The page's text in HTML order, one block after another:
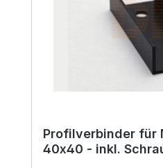
Profilverbinder für
40x40 - inkl.